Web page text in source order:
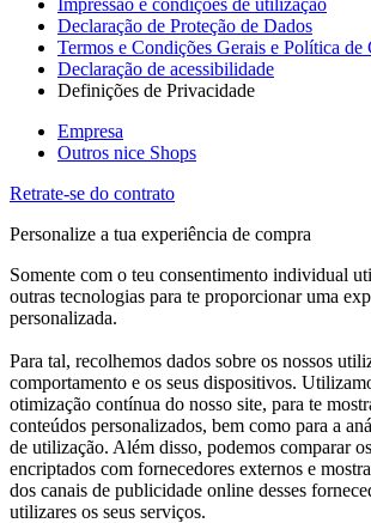
Declaração de Proteção de Dados
Termos e Condições Gerais e Política de
Declaração de acessibilidade
Definições de Privacidade
Empresa
Outros nice Shops
Retrate-se do contrato
Personalize a tua experiência de compra
Somente com o teu consentimento individual
outras tecnologias para te proporcionar uma
personalizada.
Para tal, recolhemos dados sobre os nossos
comportamento e os seus dispositivos.
otimização contínua do nosso site, para te
conteúdos personalizados, bem como para a
de utilização. Além disso, podemos comparar
encriptados com fornecedores externos e
dos canais de publicidade online desses
utilizares os seus serviços.